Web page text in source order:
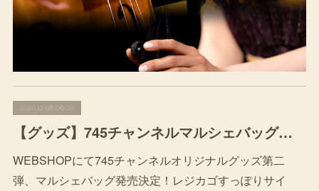
2020.12.08 06:00
【グッズ】745チャンネルマルシェバッグ発売！
WEBSHOPにて745チャンネルオリジナルグッズ第二
弾、マルシェバッグ発売決定！レジカゴすっぽりサイ